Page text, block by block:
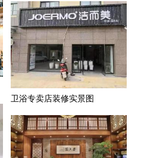
卫浴专卖店装修实景图